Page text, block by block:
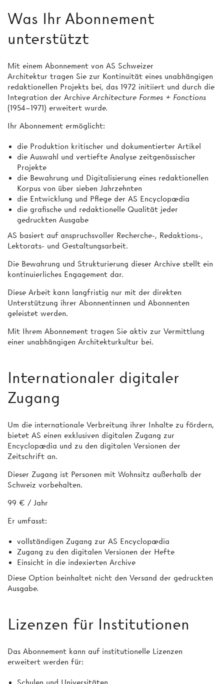
Was Ihr Abonnement
unterstützt
Mit einem Abonnement von AS Schweizer
Architektur tragen Sie zur Kontinuität eines unabhängigen
redaktionellen Projekts bei, das 1972 initiiert und durch die
Integration der Archive Architecture Formes + Fonctions
(1954–1971) erweitert wurde.
Ihr Abonnement ermöglicht:
die Produktion kritischer und dokumentierter Artikel
die Auswahl und vertiefte Analyse zeitgenössischer
Projekte
die Bewahrung und Digitalisierung eines redaktionellen
Korpus von über sieben Jahrzehnten
die Entwicklung und Pflege der AS Encyclopædia
die grafische und redaktionelle Qualität jeder
gedruckten Ausgabe
AS basiert auf anspruchsvoller Recherche-, Redaktions-,
Lektorats- und Gestaltungsarbeit.
Die Bewahrung und Strukturierung dieser Archive stellt ein
kontinuierliches Engagement dar.
Diese Arbeit kann langfristig nur mit der direkten
Unterstützung ihrer Abonnentinnen und Abonnenten
geleistet werden.
Mit Ihrem Abonnement tragen Sie aktiv zur Vermittlung
einer unabhängigen Architekturkultur bei.
Internationaler digitaler
Zugang
Um die internationale Verbreitung ihrer Inhalte zu fördern,
bietet AS einen exklusiven digitalen Zugang zur
Encyclopædia und zu den digitalen Versionen der
Zeitschrift an.
Dieser Zugang ist Personen mit Wohnsitz außerhalb der
Schweiz vorbehalten.
99 € / Jahr
Er umfasst:
vollständigen Zugang zur AS Encyclopædia
Zugang zu den digitalen Versionen der Hefte
Einsicht in die indexierten Archive
Diese Option beinhaltet nicht den Versand der gedruckten
Ausgabe.
Lizenzen für Institutionen
Das Abonnement kann auf institutionelle Lizenzen
erweitert werden für: